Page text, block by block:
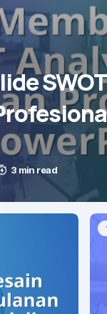
3 min read